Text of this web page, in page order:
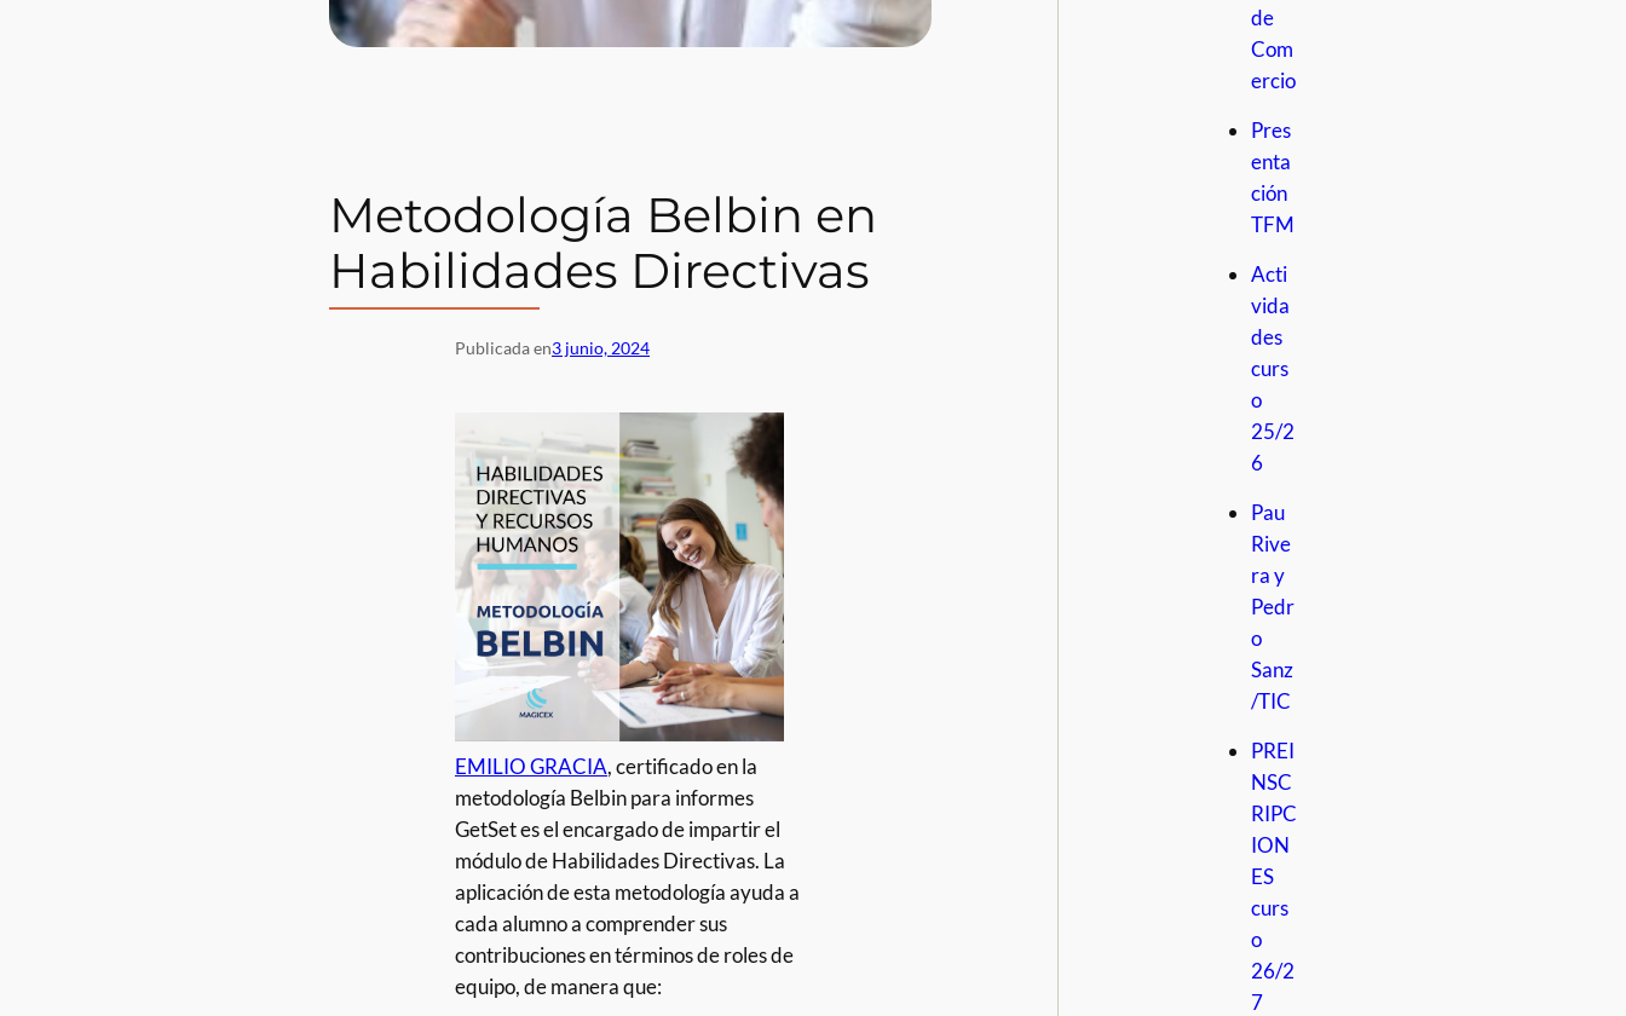
Metodología Belbin en
Habilidades Directivas
Publicada en3 junio, 2024
EMILIO GRACIA, certificado en la
metodología Belbin para informes
GetSet es el encargado de impartir el
módulo de Habilidades Directivas. La
aplicación de esta metodología ayuda a
cada alumno a comprender sus
contribuciones en términos de roles de
equipo, de manera que:
de
Com
ercio
Pres
enta
ción
TFM
Acti
vida
des
curs
o
25/2
6
Pau
Rive
ra y
Pedr
o
Sanz
/TIC
PREI
NSC
RIPC
ION
ES
curs
o
26/2
7